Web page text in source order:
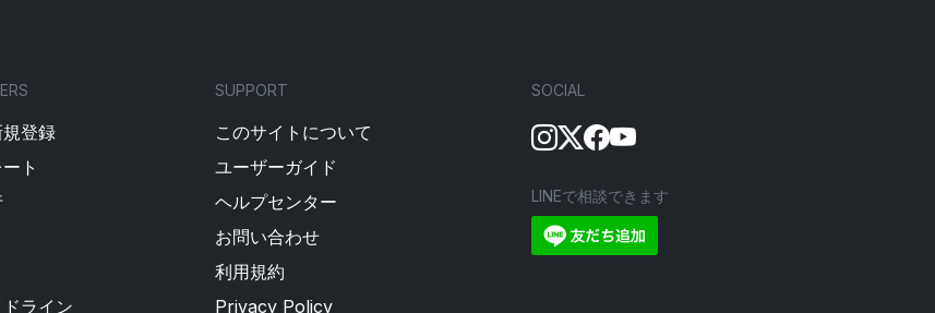
登録
ト
ライン
SUPPORT
このサイトについて
ユーザーガイド
ヘルプセンター
お問い合わせ
利用規約
Privacy Policy
SOCIAL
LINEで相談できます